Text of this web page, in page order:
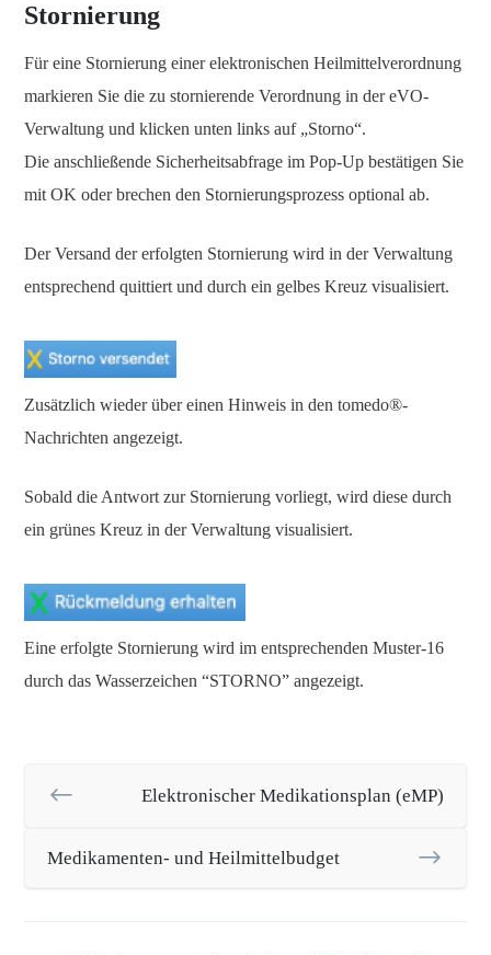
Stornierung
Für eine Stornierung einer elektronischen Heilmittelverordnung
markieren Sie die zu stornierende Verordnung in der eVO-
Verwaltung und klicken unten links auf „Storno“.
Die anschließende Sicherheitsabfrage im Pop-Up bestätigen Sie
mit OK oder brechen den Stornierungsprozess optional ab.
Der Versand der erfolgten Stornierung wird in der Verwaltung
entsprechend quittiert und durch ein gelbes Kreuz visualisiert.
Zusätzlich wieder über einen Hinweis in den tomedo®-
Nachrichten angezeigt.
Sobald die Antwort zur Stornierung vorliegt, wird diese durch
ein grünes Kreuz in der Verwaltung visualisiert.
Eine erfolgte Stornierung wird im entsprechenden Muster-16
durch das Wasserzeichen “STORNO” angezeigt.
Elektronischer Medikationsplan (eMP)
Medikamenten- und Heilmittelbudget